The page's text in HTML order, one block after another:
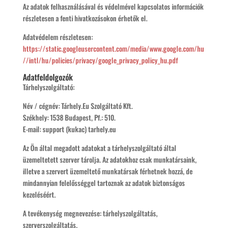
Az adatok felhasználásával és védelmével kapcsolatos információk
részletesen a fenti hivatkozásokon érhetők el.
Adatvédelem részletesen:
https://static.googleusercontent.com/media/www.google.com/hu
//intl/hu/policies/privacy/google_privacy_policy_hu.pdf
Adatfeldolgozók
Tárhelyszolgáltató:
Név / cégnév: Tárhely.Eu Szolgáltató Kft.
Székhely: 1538 Budapest, Pf.: 510.
E-mail: support (kukac) tarhely.eu
Az Ön által megadott adatokat a tárhelyszolgáltató által
üzemeltetett szerver tárolja. Az adatokhoz csak munkatársaink,
illetve a szervert üzemeltető munkatársak férhetnek hozzá, de
mindannyian felelősséggel tartoznak az adatok biztonságos
kezeléséért.
A tevékenység megnevezése: tárhelyszolgáltatás,
szerverszolgáltatás.